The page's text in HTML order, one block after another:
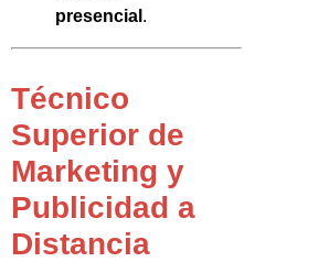
presencial .
Técnico
Superior de
Marketing y
Publicidad a
Distancia